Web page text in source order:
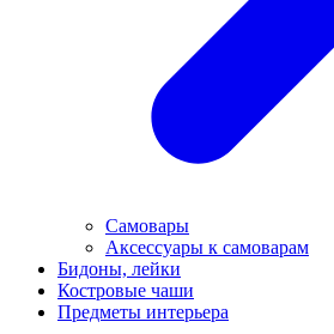
Самовары
Аксессуары к самоварам
Бидоны, лейки
Костровые чаши
Предметы интерьера